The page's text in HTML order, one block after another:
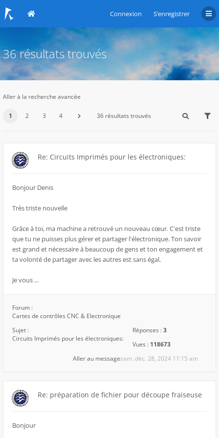
Connexion S’enregistrer
36 résultats trouvés
Aller à la recherche avancée
1 2 3 4 36 résultats trouvés
Re: Circuits Imprimés pour les électroniques:
Bonjour Denis
Très triste nouvelle
Grâce à toi, ma machine a retrouvé un nouveau cœur. C'est triste
que tu ne puisses plus gérer et partager l'électronique. Ton savoir
est grand et nécessaire à beaucoup de gens et ton engagement et
ta volonté de partager avec les autres est sans égal.
Je vous ...
Forum :
Cartes de contrôles CNC & Electronique
Sujet :
Circuits Imprimés pour les électroniques:
Réponses :3
Vues : 118673
sam. déc. 28, 2024 11:15 am
Aller au message
Re: préparation de fichier pour découpe fraiseuse
Bonjour